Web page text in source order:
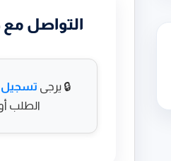
التواصل
🔒 يرجى تسجيل
الطلب